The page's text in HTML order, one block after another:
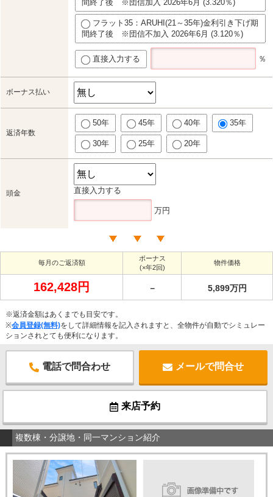
間終了後 ※団信加入 2026年6月 (3.320％)
フラット35：ARUHI(21～35年)金利引き下げ期
間終了後 ※団信不加入 2026年6月 (3.120％)
直接入力する ％
ボーナス払い
返済年数
50年 45年 40年 35年
30年 25年 20年
頭金 直接入力する
万円
毎月のご返済額
ボーナス
(×年2回)
物件価格
162,428円 － 5,899万円
※返済金額はあくまでも目安です。
※会員登録(無料)をして詳細情報を記入されますと、全物件が自動でシミュレー
ションされとても便利になります。
電話で問合わせ メールで問合せ
来店予約
複数棟・分譲地・同一マンション紹介